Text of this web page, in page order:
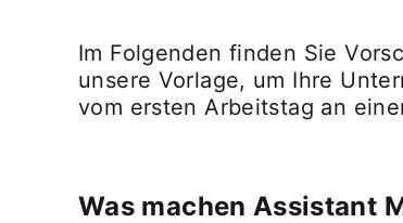
Im Folgenden finden Sie
unsere Vorlage, um Ihre
vom ersten Arbeitstag an
Was machen Assistant